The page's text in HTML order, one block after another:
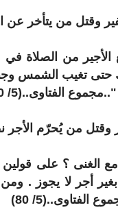
وقتل من يتأخر عن
الأجير من الصلاة
حتى تغيب الشمس
الفتاوى..(5/ 80)
وقتل من يُحرّم الأجر
الغنى ؟ على
أجر لا يجوز .
الفتاوى..(5/ 80)